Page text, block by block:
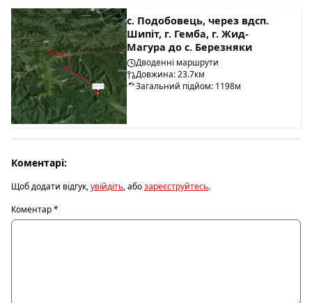
с. Подобовець, через вдсп.
Шипіт, г. Гемба, г. Жид-
Магура до с. Березняки
Дводенні маршрути
Довжина: 23.7км
Загальний підйом: 1198м
Коментарі:
Щоб додати відгук,увійдіть, абозареєструйтесь.
Коментар*